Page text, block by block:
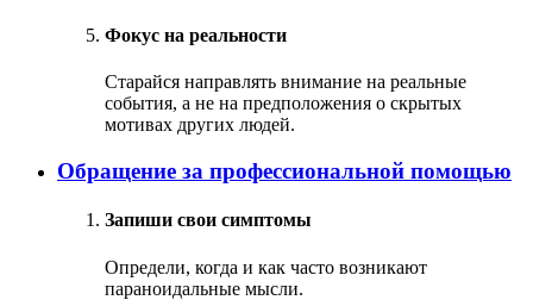
Фокус на реальности
Старайся направлять внимание на реальные
события, а не на предположения о скрытых
мотивах других людей.
Обращение за профессиональной помощью
Запиши свои симптомы
Определи, когда и как часто возникают
параноидальные мысли.